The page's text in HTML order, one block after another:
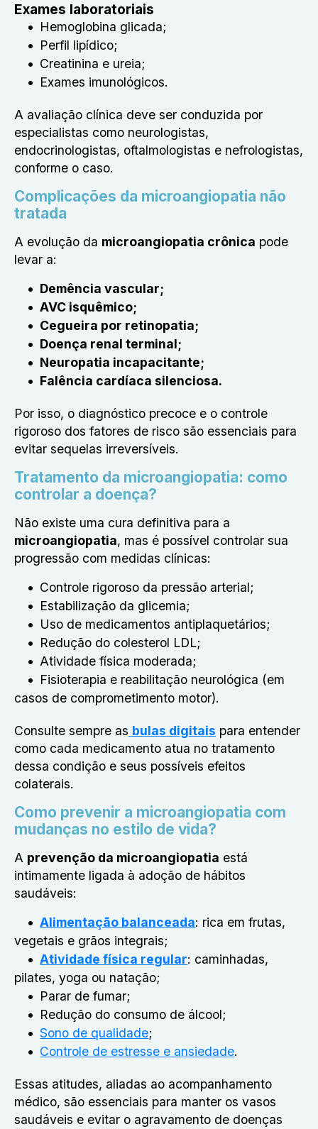
Exames laboratoriais
Hemoglobina glicada;
Perfil lipídico;
Creatinina e ureia;
Exames imunológicos.
A avaliação clínica deve ser conduzida por
especialistas como neurologistas,
endocrinologistas, oftalmologistas e nefrologistas,
conforme o caso.
Complicações da microangiopatia não
tratada
A evolução da microangiopatia crônica pode
levar a:
Demência vascular;
AVC isquêmico;
Cegueira por retinopatia;
Doença renal terminal;
Neuropatia incapacitante;
Falência cardíaca silenciosa.
Por isso, o diagnóstico precoce e o controle
rigoroso dos fatores de risco são essenciais para
evitar sequelas irreversíveis.
Tratamento da microangiopatia: como
controlar a doença?
Não existe uma cura definitiva para a
microangiopatia, mas é possível controlar sua
progressão com medidas clínicas:
Controle rigoroso da pressão arterial;
Estabilização da glicemia;
Uso de medicamentos antiplaquetários;
Redução do colesterol LDL;
Atividade física moderada;
Fisioterapia e reabilitação neurológica (em
casos de comprometimento motor).
Consulte sempre as bulas digitais para entender
como cada medicamento atua no tratamento
dessa condição e seus possíveis efeitos
colaterais.
Como prevenir a microangiopatia com
mudanças no estilo de vida?
A prevenção da microangiopatia está
intimamente ligada à adoção de hábitos
saudáveis:
Alimentação balanceada: rica em frutas,
vegetais e grãos integrais;
Atividade física regular: caminhadas,
pilates, yoga ou natação;
Parar de fumar;
Redução do consumo de álcool;
Sono de qualidade;
Controle de estresse e ansiedade.
Essas atitudes, aliadas ao acompanhamento
médico, são essenciais para manter os vasos
saudáveis e evitar o agravamento de doenças